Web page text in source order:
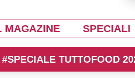
MAGAZINE SPECIALI
#SPECIALE TUTTOFOOD